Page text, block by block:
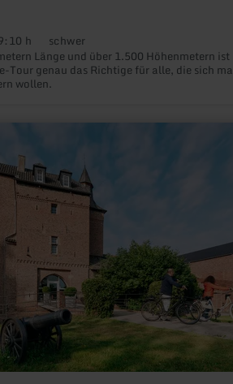
h Anforderung:
schwer
Länge und über 1.500 Höhenmetern ist
Tour genau das Richtige für alle, die sich
wollen.